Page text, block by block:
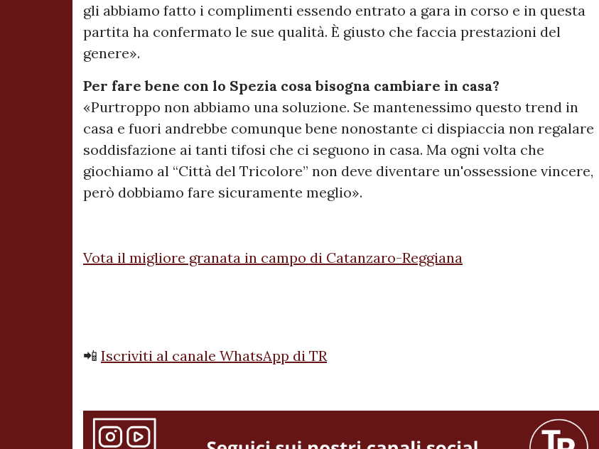
gli abbiamo fatto i complimenti essendo entrato a gara in corso e in questa
partita ha confermato le sue qualità. È giusto che faccia prestazioni del
genere».
Per fare bene con lo Spezia cosa bisogna cambiare in casa?
«Purtroppo non abbiamo una soluzione. Se mantenessimo questo trend in
casa e fuori andrebbe comunque bene nonostante ci dispiaccia non regalare
soddisfazione ai tanti tifosi che ci seguono in casa. Ma ogni volta che
giochiamo al “Città del Tricolore” non deve diventare un'ossessione vincere,
però dobbiamo fare sicuramente meglio».
Vota il migliore granata in campo di Catanzaro-Reggiana
📲 Iscriviti al canale WhatsApp di TR